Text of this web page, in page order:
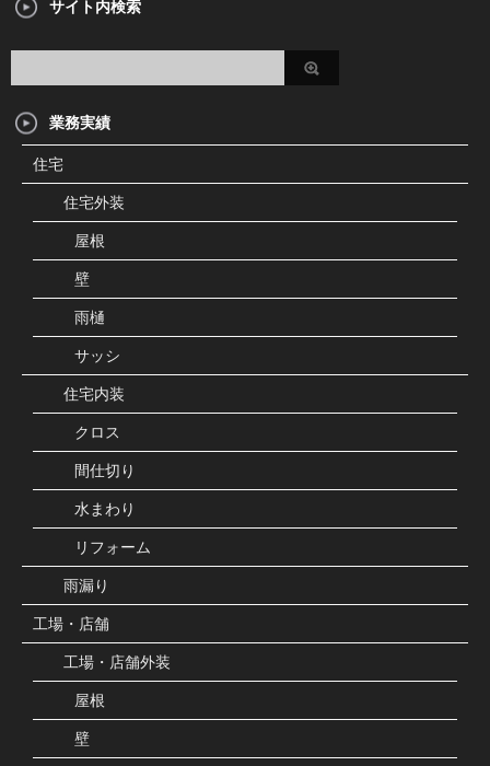
サイト内検索
業務実績
住宅
住宅外装
屋根
壁
雨樋
サッシ
住宅内装
クロス
間仕切り
水まわり
リフォーム
雨漏り
工場・店舗
工場・店舗外装
屋根
壁